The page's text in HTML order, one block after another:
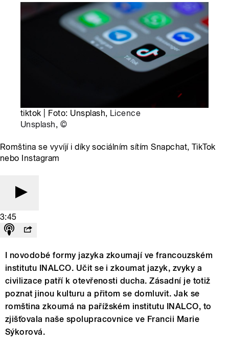
tiktok | Foto: Unsplash, Licence
Unsplash, ©
Romština se vyvíjí i díky sociálním sítím Snapchat, TikTok
nebo Instagram
3:45
I novodobé formy jazyka zkoumají ve francouzském
institutu INALCO. Učit se i zkoumat jazyk, zvyky a
civilizace patří k otevřenosti ducha. Zásadní je totiž
poznat jinou kulturu a přitom se domluvit. Jak se
romština zkoumá na pařížském institutu INALCO, to
zjišťovala naše spolupracovnice ve Francii Marie
Sýkorová.